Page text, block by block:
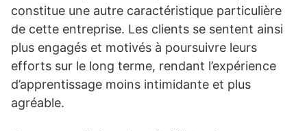
constitue une autre caractéristique particulière
de cette entreprise. Les clients se sentent ainsi
plus engagés et motivés à poursuivre leurs
efforts sur le long terme, rendant l’expérience
d’apprentissage moins intimidante et plus
agréable.